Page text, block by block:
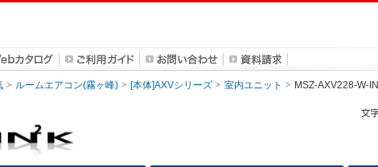
ルームエアコン(霧ヶ峰) [本体]AXVシリーズ 室内ユニット MSZ-AXV228-W-IN